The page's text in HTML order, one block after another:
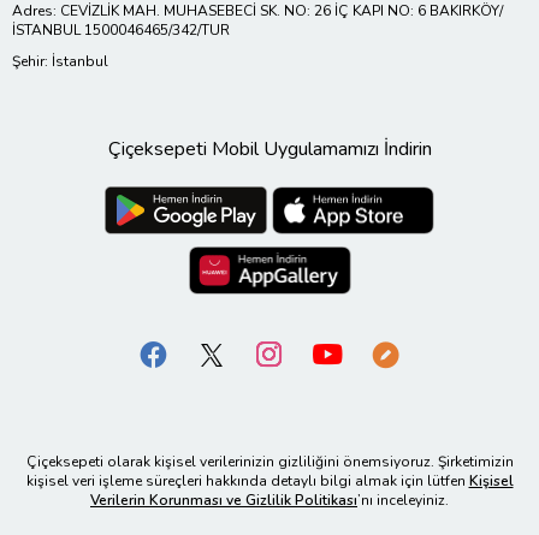
Adres: CEVİZLİK MAH. MUHASEBECİ SK. NO: 26 İÇ KAPI NO: 6 BAKIRKÖY/
İSTANBUL 1500046465/342/TUR
Şehir: İstanbul
Çiçeksepeti Mobil Uygulamamızı İndirin
Çiçeksepeti olarak kişisel verilerinizin gizliliğini önemsiyoruz. Şirketimizin
kişisel veri işleme süreçleri hakkında detaylı bilgi almak için lütfen Kişisel
Verilerin Korunması ve Gizlilik Politikası’nı inceleyiniz.